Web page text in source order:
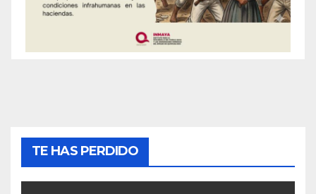
TE HAS PERDIDO